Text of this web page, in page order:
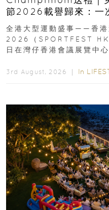
節2026載譽歸來：一
動、街舞比賽＋逾百運
全港大型運動盛事——香港
2026（SPORTFEST
日在灣仔香港會議展覽中
3rd August, 2026 ｜ In